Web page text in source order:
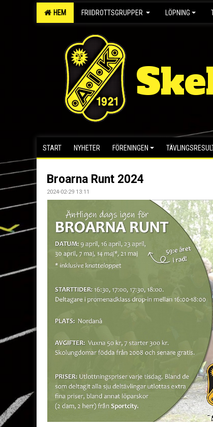
HEM FRIIDROTTSGRUPPER LÖPNING
START NYHETER FÖRENINGEN
Broarna Runt 2024
2024-02-29 13:11